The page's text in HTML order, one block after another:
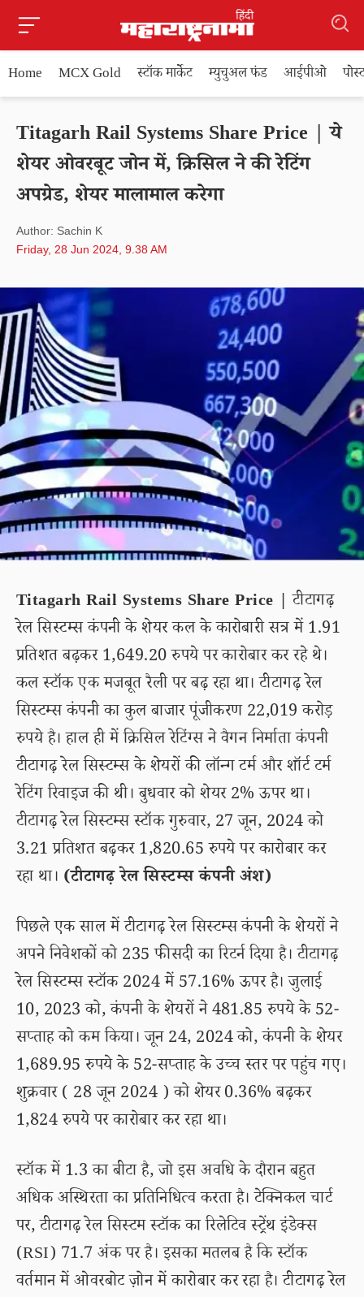
Home MCX Gold स्टॉक मार्केट म्युचुअल फंड आईपीओ
Titagarh Rail Systems Share Price | ये
शेयर ओवरबूट जोन में, क्रिसिल ने की रेटिंग
अपग्रेड, शेयर मालामाल करेगा
Author: Sachin K
Friday, 28 Jun 2024, 9.38 AM
Titagarh Rail Systems Share Price | टीटागढ़
रेल सिस्टम्स कंपनी के शेयर कल के कारोबारी सत्र में 1.91
प्रतिशत बढ़कर 1,649.20 रुपये पर कारोबार कर रहे थे।
कल स्टॉक एक मजबूत रैली पर बढ़ रहा था। टीटागढ़ रेल
सिस्टम्स कंपनी का कुल बाजार पूंजीकरण 22,019 करोड़
रुपये है। हाल ही में क्रिसिल रेटिंग्स ने वैगन निर्माता कंपनी
टीटागढ़ रेल सिस्टम्स के शेयरों की लॉन्ग टर्म और शॉर्ट टर्म
रेटिंग रिवाइज की थी। बुधवार को शेयर 2% ऊपर था।
टीटागढ़ रेल सिस्टम्स स्टॉक गुरुवार, 27 जून, 2024 को
3.21 प्रतिशत बढ़कर 1,820.65 रुपये पर कारोबार कर
रहा था। (टीटागढ़ रेल सिस्टम्स कंपनी अंश)
पिछले एक साल में टीटागढ़ रेल सिस्टम्स कंपनी के शेयरों ने
अपने निवेशकों को 235 फीसदी का रिटर्न दिया है। टीटागढ़
रेल सिस्टम्स स्टॉक 2024 में 57.16% ऊपर है। जुलाई
10, 2023 को, कंपनी के शेयरों ने 481.85 रुपये के 52-
सप्ताह को कम किया। जून 24, 2024 को, कंपनी के शेयर
1,689.95 रुपये के 52-सप्ताह के उच्च स्तर पर पहुंच गए।
शुक्रवार ( 28 जून 2024 ) को शेयर 0.36% बढ़कर
1,824 रुपये पर कारोबार कर रहा था।
स्टॉक में 1.3 का बीटा है, जो इस अवधि के दौरान बहुत
अधिक अस्थिरता का प्रतिनिधित्व करता है। टेक्निकल चार्ट
पर, टीटागढ़ रेल सिस्टम स्टॉक का रिलेटिव स्ट्रेंथ इंडेक्स
(RSI) 71.7 अंक पर है। इसका मतलब है कि स्टॉक
वर्तमान में ओवरबोट ज़ोन में कारोबार कर रहा है। टीटागढ़ रेल